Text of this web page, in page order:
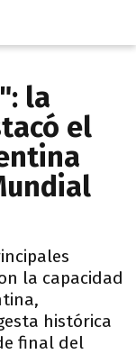
la
el
la capacidad
histórica
final del